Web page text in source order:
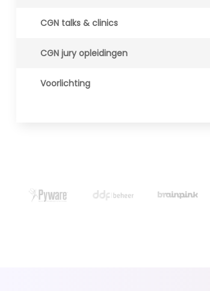
CGN talks & clinics
CGN jury opleidingen
Voorlichting